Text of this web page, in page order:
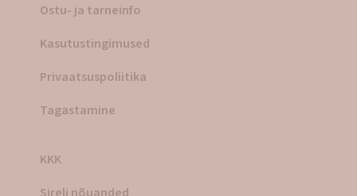
Ostu- ja tarneinfo
Kasutustingimused
Privaatsuspoliitika
Tagastamine
KKK